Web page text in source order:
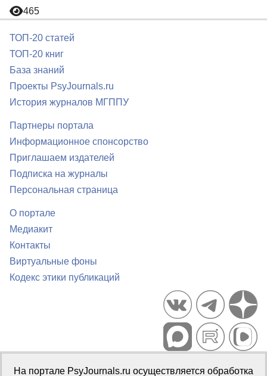
465
ТОП-20 статей
ТОП-20 книг
База знаний
Проекты PsyJournals.ru
История журналов МГППУ
Партнеры портала
Информационное спонсорство
Приглашаем издателей
Подписка на журналы
Персональная страница
О портале
Медиакит
Контакты
Виртуальные фоны
Кодекс этики публикаций
Портал психологических изданий PsyJournals.ru, 2007–2026
На портале PsyJournals.ru осуществляется обработка